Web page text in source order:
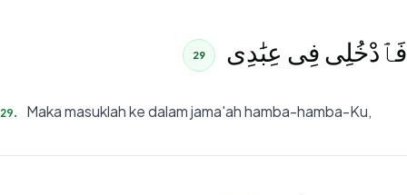
فَٱدْخُلِى فِى عِبَٰدِى 29
29. Maka masuklah ke dalam jama'ah hamba-hamba-Ku,